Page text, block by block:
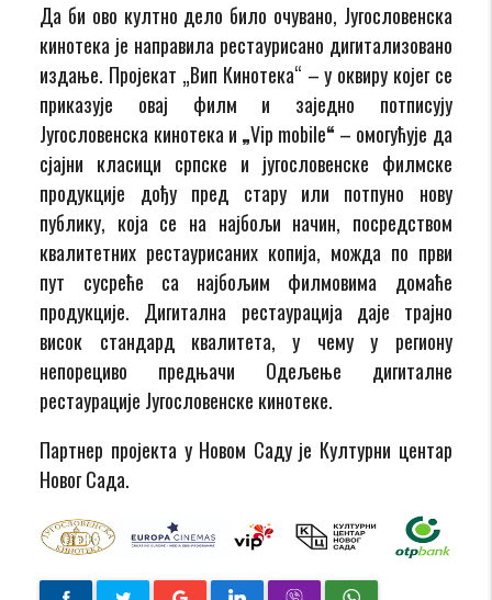
Да би ово култно дело било очувано, Југословенска
кинотека је направила рестаурисано дигитализовано
издање. Пројекат „Вип Кинотека“ – у оквиру којег се
приказује овај филм и заједно потписују
Југословенска кинотека и „Vip mobile“ – омогућује да
сјајни класици српске и југословенске филмске
продукције дођу пред стару или потпуно нову
публику, која се на најбољи начин, посредством
квалитетних рестаурисаних копија, можда по први
пут сусреће са најбољим филмовима домаће
продукције. Дигитална рестаурација даје трајно
висок стандард квалитета, у чему у региону
непорециво предњачи Одељење дигиталне
рестаурације Југословенске кинотеке.
Партнер пројекта у Новом Саду је Културни центар
Новог Сада.